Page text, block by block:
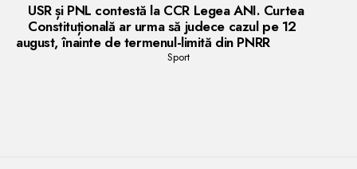
USR și PNL contestă la CCR Legea ANI. Curtea
Constituțională ar urma să judece cazul pe 12
august, înainte de termenul-limită din PNRR
Sport